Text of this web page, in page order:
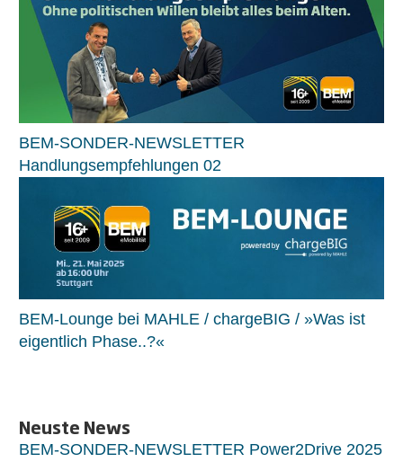
BEM-SONDER-NEWSLETTER
Handlungsempfehlungen 02
BEM-Lounge bei MAHLE / chargeBIG / »Was ist
eigentlich Phase..?«
Neuste News
BEM-SONDER-NEWSLETTER Power2Drive 2025